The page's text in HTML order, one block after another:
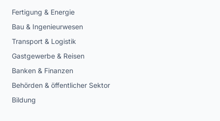
Fertigung & Energie
Bau & Ingenieurwesen
Transport & Logistik
Gastgewerbe & Reisen
Banken & Finanzen
Behörden & öffentlicher Sektor
Bildung